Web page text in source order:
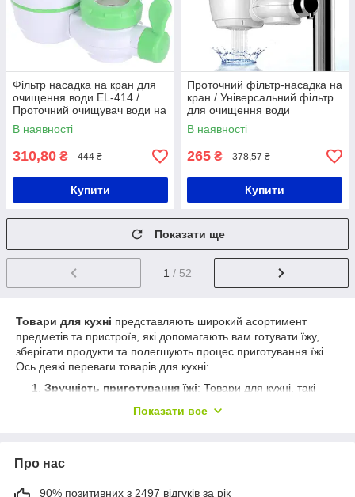
Фільтр насадка на кран для
очищення води EL-414 /
Проточний очищувач води на
кран / Фільтр для проточної
води
В наявності
310,80 ₴ 444 ₴
Купити
Проточний фільтр-насадка на
кран / Універсальний фільтр
для очищення води
В наявності
265 ₴ 378,57 ₴
Купити
Показати ще
1 / 52
Товари для кухні представляють широкий асортимент
предметів та пристроїв, які допомагають вам готувати їжу,
зберігати продукти та полегшують процес приготування їжі.
Ось деякі переваги товарів для кухні:
Зручність приготування їжі: Товари для кухні, такі
забезпечують зручність та ефективність при
приготування більш комфортним і приємним.
Показати все
Про нас
90% позитивних з 2497 відгуків за рік